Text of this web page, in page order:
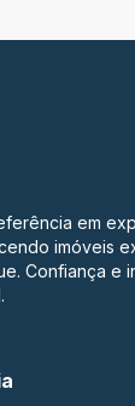
em
imóveis
Confiança e